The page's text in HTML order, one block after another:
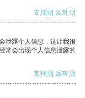
支持[0] 反对[0]
泄露个人信息，这让我很
常会出现个人信息泄露的
支持[0] 反对[0]